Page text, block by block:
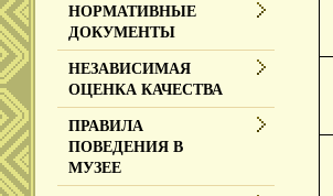
НОРМАТИВНЫЕ
ДОКУМЕНТЫ
НЕЗАВИСИМАЯ
ОЦЕНКА КАЧЕСТВА
ПРАВИЛА
ПОВЕДЕНИЯ В
МУЗЕЕ